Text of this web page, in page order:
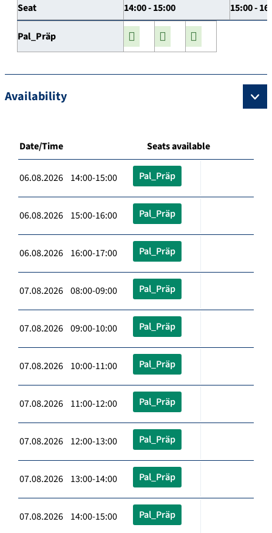
Seat 14:00 - 15:00 15:00 -
Pal_Präp
Availability
Date/Time Seats available
06.08.2026 14:00-15:00 Pal_Präp
06.08.2026 15:00-16:00 Pal_Präp
06.08.2026 16:00-17:00 Pal_Präp
07.08.2026 08:00-09:00 Pal_Präp
07.08.2026 09:00-10:00 Pal_Präp
07.08.2026 10:00-11:00 Pal_Präp
07.08.2026 11:00-12:00 Pal_Präp
07.08.2026 12:00-13:00 Pal_Präp
07.08.2026 13:00-14:00 Pal_Präp
07.08.2026 14:00-15:00 Pal_Präp